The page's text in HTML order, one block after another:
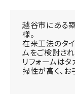
越谷市にある
様。
在来工法のタ
ムをご検討され
リフォームは
掃性が高く、